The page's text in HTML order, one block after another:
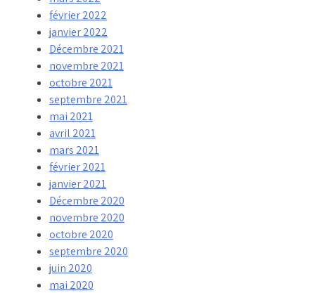
février 2022
janvier 2022
Décembre 2021
novembre 2021
octobre 2021
septembre 2021
mai 2021
avril 2021
mars 2021
février 2021
janvier 2021
Décembre 2020
novembre 2020
octobre 2020
septembre 2020
juin 2020
mai 2020